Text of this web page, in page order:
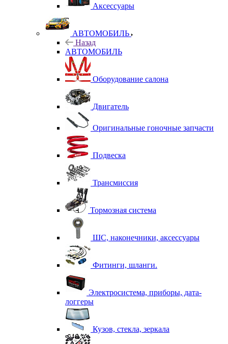
Аксессуары
АВТОМОБИЛЬ
Назад
АВТОМОБИЛЬ
Оборудование салона
Двигатель
Оригинальные гоночные запчасти
Подвеска
Трансмиссия
Тормозная система
ШС, наконечники, аксессуары
Фитинги, шланги.
Электросистема, приборы, дата-
логгеры
Кузов, стекла, зеркала